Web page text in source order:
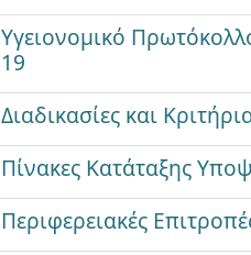
Υγειονομικό
19
Διαδικασίες και
Πίνακες Κατάταξης
Περιφερειακές